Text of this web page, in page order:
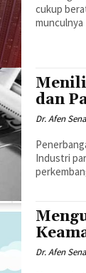
cukup
dan
Dr. Afen
Industri
Dr. Afen